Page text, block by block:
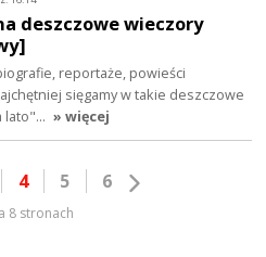
deszczowe wieczory
reportaże, powieści
sięgamy w takie deszczowe
lato"… » więcej
4 5 6
8 stronach